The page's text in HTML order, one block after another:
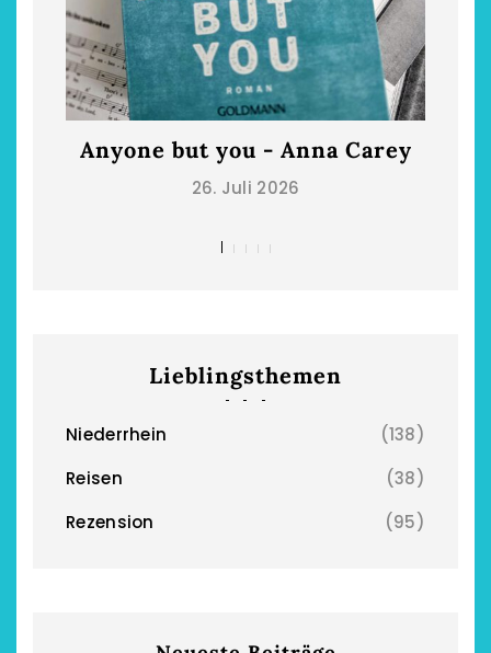
Anyone but you - Anna Carey
26. Juli 2026
Lieblingsthemen
Niederrhein
(138)
Reisen
(38)
Rezension
(95)